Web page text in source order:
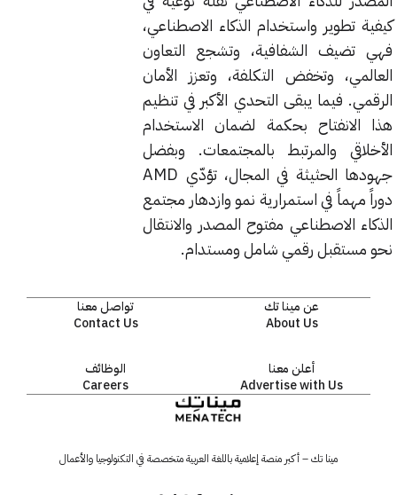
كيفية تطوير واستخدام الذكاء الاصطناعي،
فهي تضيف الشفافية، وتشجع التعاون
العالمي، وتخفض التكلفة، وتعزز الأمان
الرقمي. فيما يبقى التحدي الأكبر في تنظيم
هذا الانفتاح بحكمة لضمان الاستخدام
الأخلاقي والمرتبط بالمجتمعات. وبفضل
جهودها الحثيثة في المجال، تؤدّي AMD
دوراً مهماً في استمرارية نمو وازدهار مجتمع
الذكاء الاصطناعي مفتوح المصدر والانتقال
نحو مستقبل رقمي شامل ومستدام.
عن مينا تك
About Us
تواصل معنا
Contact Us
أعلن معنا
Advertise with Us
الوظائف
Careers
مينا تك – أكبر منصة إعلامية باللغة العربية متخصصة في التكنولوجيا والأعمال